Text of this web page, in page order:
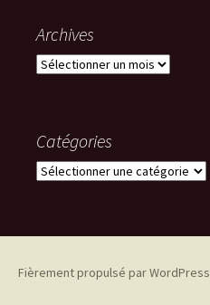
Archives
Archives
Catégories
Catégories
Fièrement propulsé par WordPress